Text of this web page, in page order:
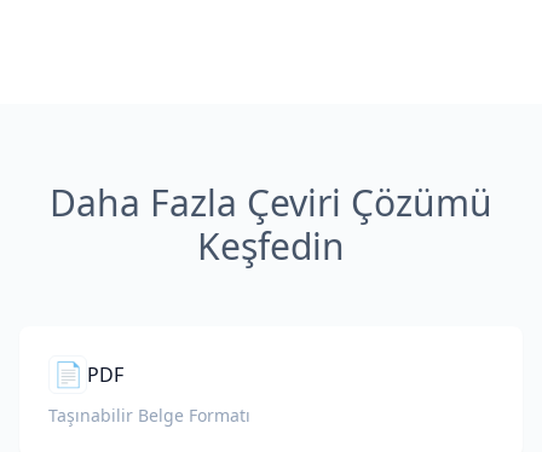
Daha Fazla Çeviri Çözümü
Keşfedin
📄 PDF
Taşınabilir Belge Formatı